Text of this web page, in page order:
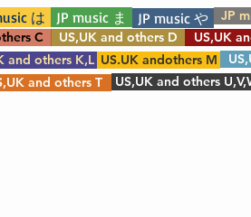
は JP music ま JP music や JP
C US,UK and others D
US,UK
and others K,L
and others T
US,UK and others
US.UK andothers M